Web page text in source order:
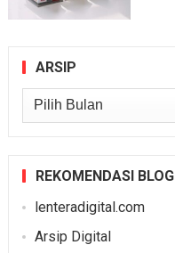
ARSIP
Arsip
REKOMENDASI BLOG
lenteradigital.com
Arsip Digital